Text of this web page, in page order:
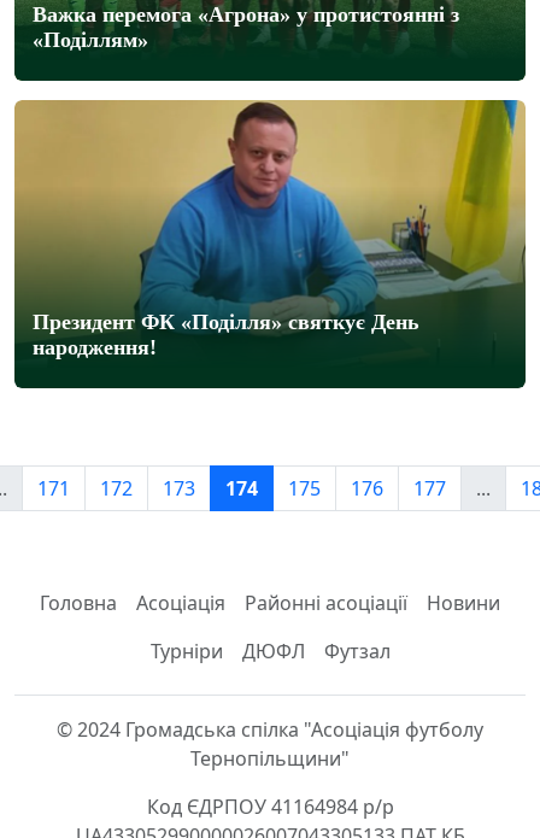
Важка перемога «Агрона» у протистоянні з
«Поділлям»
Президент ФК «Поділля» святкує День
народження!
171 172 173 174 175 176 177 ...
Головна Асоціація Районні асоціації
Новини
Турніри
ДЮФЛ Футзал
© 2024 Громадська спілка "Асоціація футболу
Тернопільщини"
Код ЄДРПОУ 41164984 р/р